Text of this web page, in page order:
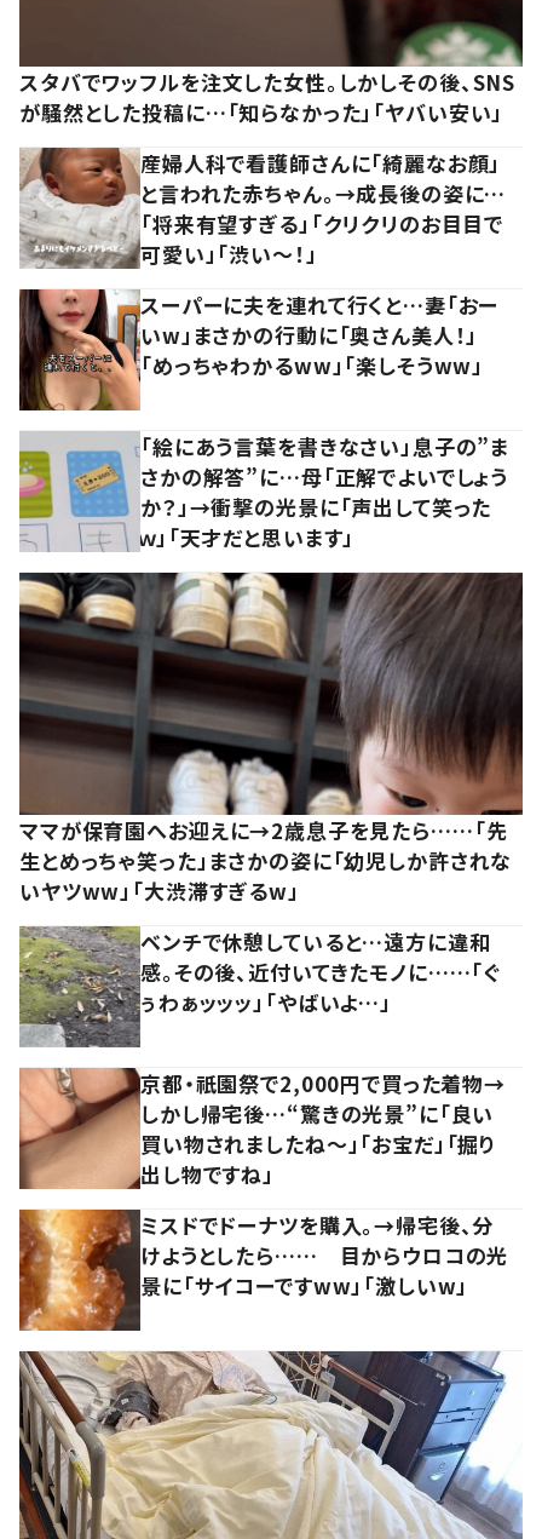
スタバでワッフルを注文した女性。しかしその後、SNS
が騒然とした投稿に…「知らなかった」「ヤバい安い」
産婦人科で看護師さんに「綺麗なお顔」
と言われた赤ちゃん。→成長後の姿に…
「将来有望すぎる」「クリクリのお目目で
可愛い」「渋い～！」
スーパーに夫を連れて行くと…妻「おー
いw」まさかの行動に「奥さん美人！」
「めっちゃわかるww」「楽しそうww」
「絵にあう言葉を書きなさい」息子の”ま
さかの解答”に…母「正解でよいでしょう
か？」→衝撃の光景に「声出して笑った
ｗ」「天才だと思います」
ママが保育園へお迎えに→2歳息子を見たら……「先
生とめっちゃ笑った」まさかの姿に「幼児しか許されな
いヤツww」「大渋滞すぎるw」
ベンチで休憩していると…遠方に違和
感。その後、近付いてきたモノに……「ぐ
ぅわぁッッッ」「やばいよ…」
京都・祇園祭で2,000円で買った着物→
しかし帰宅後…“驚きの光景”に「良い
買い物されましたね～」「お宝だ」「掘り
出し物ですね」
ミスドでドーナツを購入。→帰宅後、分
けようとしたら…… 目からウロコの光
景に「サイコーですww」「激しいw」